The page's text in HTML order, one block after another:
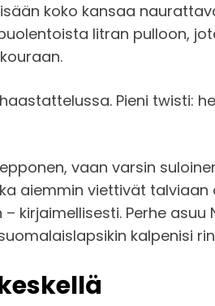
koko kansaa
litran pulloon,
Pieni twisti:
vaan varsin
aiemmin viettivät
kirjaimellisesti. Perhe
kalpenisi